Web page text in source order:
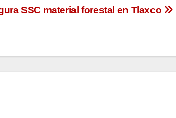
SSC material forestal en Tlaxco